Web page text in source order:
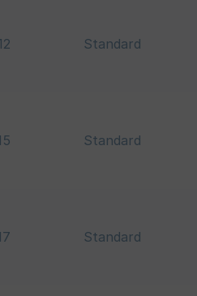
Standard
Standard
Standard